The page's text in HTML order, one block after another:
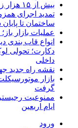
بیش از ۱۵ هزار زائر اربعین به البرز بازگشتند
ساختمان تا
عملیات بازار
انواع قاب بندی
دکارت؛ تحولی
داخلی
نقشه راه جدید
بازار
گرفت
ممنوعیت
ایام اربعین
ورود